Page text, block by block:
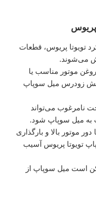
پریوس
تویوتا پریوس، قطعات
می‌شوند.
موتور مناسب یا
زودرس میل سوپاپ
نامرغوب می‌تواند
به میل سوپاپ شود.
دور موتور بالا و بارگذاری
تویوتا پریوس آسیب
است میل سوپاپ از